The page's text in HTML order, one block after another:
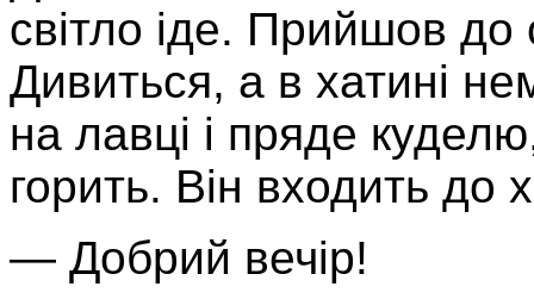
світло іде. Прийшов до
Дивиться, а в хатині
на лавці і пряде
горить. Він входить до
— Добрий вечір!